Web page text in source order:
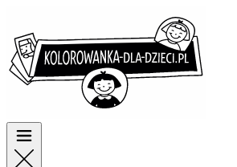
TOP kategorie
Dla chłopców
Dla dziewczynek
TOP kategorie
Dla chłopców
Dla dziewczynek